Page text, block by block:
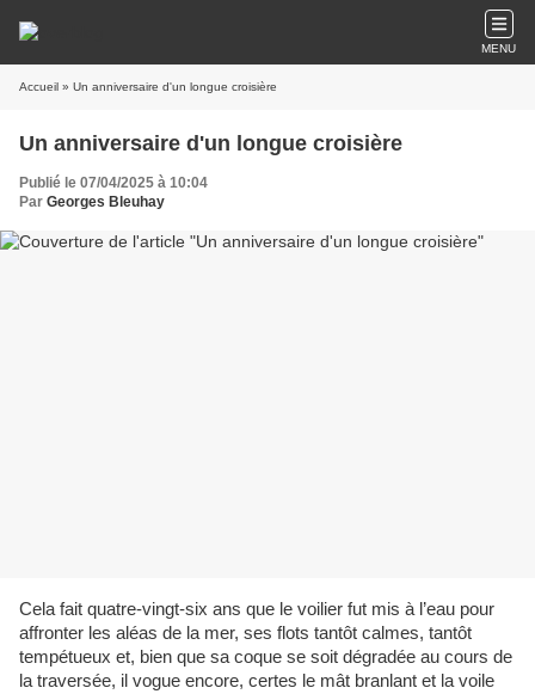
MENU
Accueil » Un anniversaire d'un longue croisière
Un anniversaire d'un longue croisière
Publié le 07/04/2025 à 10:04
Par Georges Bleuhay
Cela fait quatre-vingt-six ans que le voilier fut mis à l’eau pour
affronter les aléas de la mer, ses flots tantôt calmes, tantôt
tempétueux et, bien que sa coque se soit dégradée au cours de
la traversée, il vogue encore, certes le mât branlant et la voile